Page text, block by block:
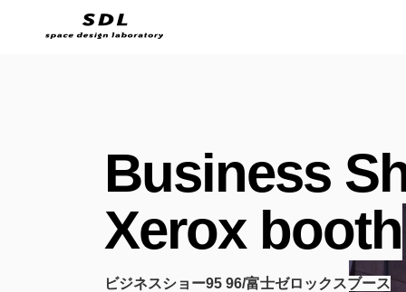
Business
Xerox booth
ビジネスショー95 96/富士ゼロックスブース